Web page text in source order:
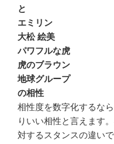
と
エミリン
大松 絵美
パワフルな虎
虎のブラウン
地球グループ
の相性
相性度を数字化するな
りいい相性と言えます
対するスタンスの違い